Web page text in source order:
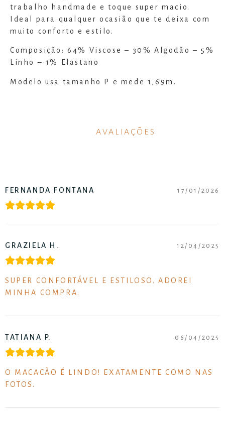
trabalho handmade e toque super macio.
Ideal para qualquer ocasião que te deixa com
muito conforto e estilo.
Composição: 64% Viscose – 30% Algodão – 5%
Linho – 1% Elastano
Modelo usa tamanho P e mede 1,69m.
AVALIAÇÕES
FERNANDA FONTANA 17/01/2026
GRAZIELA H. 12/04/2025
SUPER CONFORTÁVEL E ESTILOSO. ADOREI
MINHA COMPRA.
TATIANA P. 06/04/2025
O MACACÃO É LINDO! EXATAMENTE COMO NAS
FOTOS.